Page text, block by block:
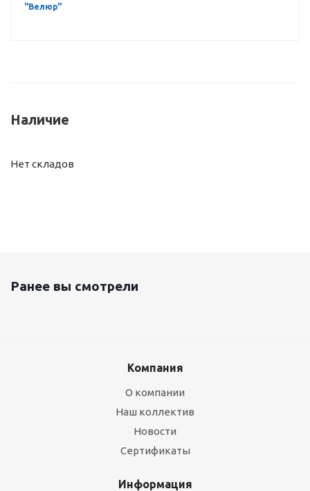
"Велюр"
Наличие
Нет складов
Ранее вы смотрели
Компания
О компании
Наш коллектив
Новости
Сертификаты
Информация